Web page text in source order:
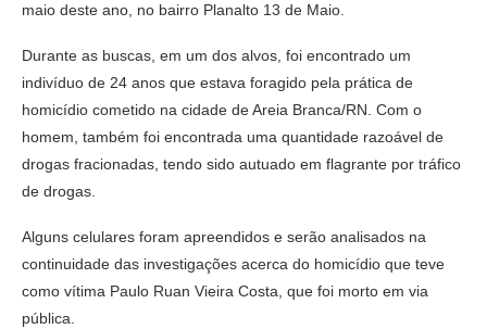
maio deste ano, no bairro Planalto 13 de Maio.
Durante as buscas, em um dos alvos, foi encontrado um
indivíduo de 24 anos que estava foragido pela prática de
homicídio cometido na cidade de Areia Branca/RN. Com o
homem, também foi encontrada uma quantidade razoável de
drogas fracionadas, tendo sido autuado em flagrante por tráfico
de drogas.
Alguns celulares foram apreendidos e serão analisados na
continuidade das investigações acerca do homicídio que teve
como vítima Paulo Ruan Vieira Costa, que foi morto em via
pública.